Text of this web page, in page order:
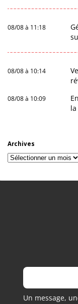
08/08 à 11:18
08/08 à 10:14
08/08 à 10:09
Archives
Archives
Un message,